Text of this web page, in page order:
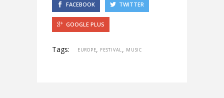
FACEBOOK TWITTER
GOOGLE PLUS
Tags: EUROPE, FESTIVAL, MUSIC